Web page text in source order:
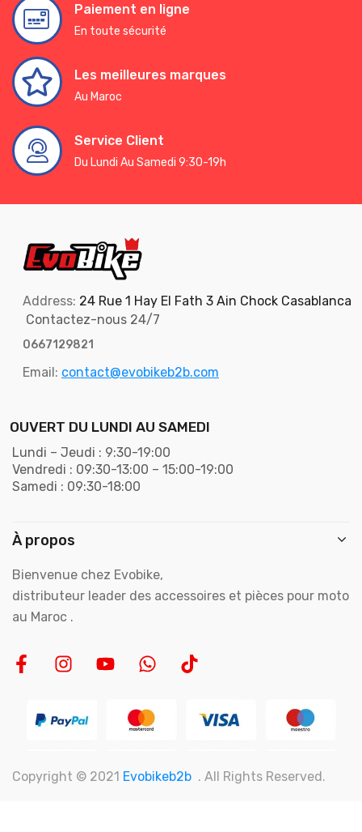
Paiement en ligne
En toute sécurité
Les meilleures marques
Au Maroc
Service Client
Du Lundi Au Samedi 9:30-19h
Address: 24 Rue 1 Hay El Fath 3 Ain Chock Casablanca
Contactez-nous 24/7
0667129821
Email: contact@evobikeb2b.com
OUVERT DU LUNDI AU SAMEDI
Lundi – Jeudi : 9:30-19:00
Vendredi : 09:30-13:00 – 15:00-19:00
Samedi : 09:30-18:00
À propos
Bienvenue chez Evobike,
distributeur leader des accessoires et pièces pour moto
au Maroc .
Copyright © 2021 Evobikeb2b . All Rights Reserved.